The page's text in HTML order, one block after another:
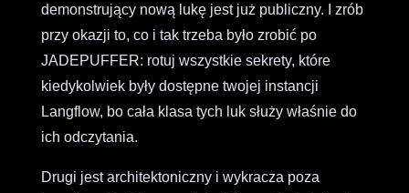
demonstrujący nową lukę jest już publiczny. I zrób
przy okazji to, co i tak trzeba było zrobić po
JADEPUFFER: rotuj wszystkie sekrety, które
kiedykolwiek były dostępne twojej instancji
Langflow, bo cała klasa tych luk służy właśnie do
ich odczytania.
Drugi jest architektoniczny i wykracza poza